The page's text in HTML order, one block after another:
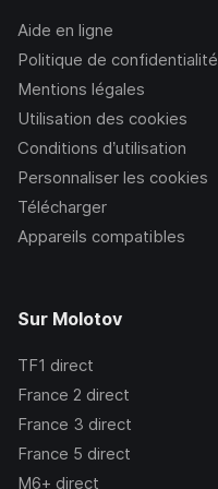
Aide en ligne
Politique de confidentialité
Mentions légales
Utilisation des cookies
Conditions d’utilisation
Personnaliser les cookies
Télécharger
Appareils compatibles
Sur Molotov
TF1 direct
France 2 direct
France 3 direct
France 5 direct
M6+ direct